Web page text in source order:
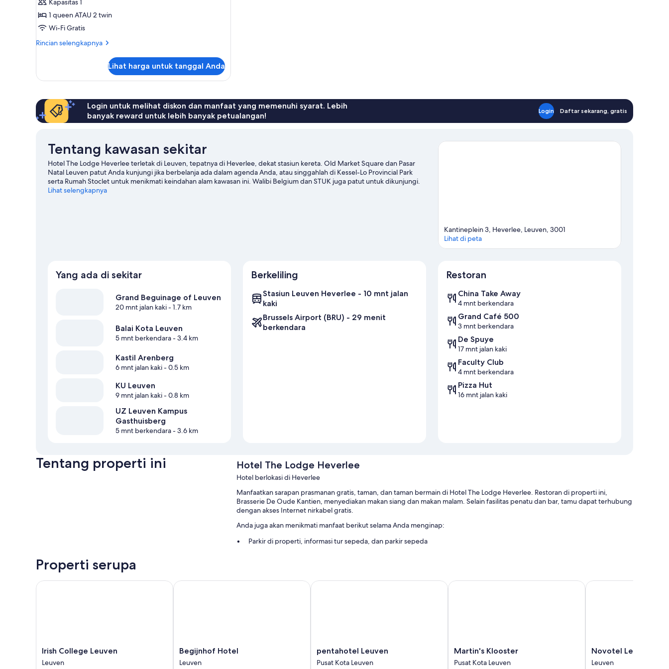
Double
Superior
untuk
1
Kapasitas 1
1 queen ATAU 2 twin
Wi-Fi Gratis
Rincian selengkapnya
Rincian
Kamar
untuk
1
Orang
Lihat harga untuk tanggal Anda
Login untuk melihat diskon dan manfaat yang memenuhi syarat. Lebih
banyak reward untuk lebih banyak petualangan!
Login Daftar sekarang, gratis
Tentang kawasan sekitar
Hotel The Lodge Heverlee terletak di Leuven, tepatnya di Heverlee, dekat stasiun kereta. Old Market Square dan Pasar
Natal Leuven patut Anda kunjungi jika berbelanja ada dalam agenda Anda, atau singgahlah di Kessel-Lo Provincial Park
serta Rumah Stoclet untuk menikmati keindahan alam kawasan ini. Walibi Belgium dan STUK juga patut untuk dikunjungi.
Cobalah berbagai keseruan outdoor seperti jalur hiking/sepeda.
Lihat selengkapnya
Kantineplein 3, Heverlee, Leuven, 3001
Lihat di peta
Yang ada di sekitar
Grand Beguinage of Leuven
20 mnt jalan kaki- 1.7 km
Balai Kota Leuven
5 mnt berkendara- 3.4 km
Kastil Arenberg
6 mnt jalan kaki- 0.5 km
KU Leuven
9 mnt jalan kaki- 0.8 km
UZ Leuven Kampus
Gasthuisberg
5 mnt berkendara- 3.6 km
Berkeliling
Stasiun Leuven Heverlee - 10 mnt jalan
kaki
Brussels Airport (BRU) - 29 menit
berkendara
Restoran
China Take Away
4 mnt berkendara
Grand Café 500
3 mnt berkendara
De Spuye
17 mnt jalan kaki
Faculty Club
4 mnt berkendara
Pizza Hut
16 mnt jalan kaki
Tentang properti ini Hotel The Lodge Heverlee
Hotel berlokasi di Heverlee
Manfaatkan sarapan prasmanan gratis, taman, dan taman bermain di Hotel The Lodge Heverlee. Restoran di properti ini,
Brasserie De Oude Kantien, menyediakan makan siang dan makan malam. Selain fasilitas penatu dan bar, tamu dapat terhubung
dengan akses Internet nirkabel gratis.
Anda juga akan menikmati manfaat berikut selama Anda menginap:
Parkir di properti, informasi tur sepeda, dan parkir sepeda
Properti serupa
Irish
College
Irish College Leuven
Leuven
Irish College Leuven
Begijnhof
Hotel
Begijnhof Hotel
Leuven
Begijnhof Hotel
pentahotel
Leuven
pentahotel Leuven
Pusat Kota Leuven
pentahotel Leuven
Martin's
Klooster
Martin's Klooster
Pusat Kota Leuven
Martin's Klooster
Novotel
Leuven
Novotel Leuven
Leuven
Novotel Leuven